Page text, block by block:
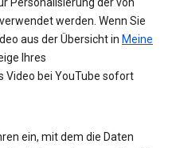
Personalisierung der von
werden. Wenn Sie
aus der Übersicht in Meine
Ihres
bei YouTube sofort
ein, mit dem die Daten